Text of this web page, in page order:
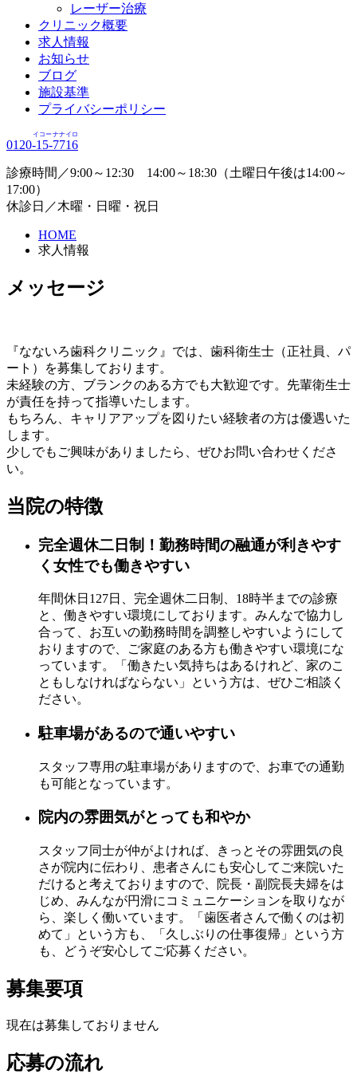
レーザー治療
クリニック概要
求人情報
お知らせ
ブログ
施設基準
プライバシーポリシー
0120-15
イコー
-7716
ナナイロ
診療時間／9:00～12:30 14:00～18:30（土曜日午後は14:00～
17:00）
休診日／木曜・日曜・祝日
HOME
求人情報
メッセージ
『なないろ歯科クリニック』では、歯科衛生士（正社員、パ
ート）を募集しております。
未経験の方、ブランクのある方でも大歓迎です。先輩衛生士
が責任を持って指導いたします。
もちろん、キャリアアップを図りたい経験者の方は優遇いた
します。
少しでもご興味がありましたら、ぜひお問い合わせくださ
い。
当院の特徴
完全週休二日制！勤務時間の融通が利きやす
く女性でも働きやすい
年間休日127日、完全週休二日制、18時半までの診療
と、働きやすい環境にしております。みんなで協力し
合って、お互いの勤務時間を調整しやすいようにして
おりますので、ご家庭のある方も働きやすい環境にな
っています。「働きたい気持ちはあるけれど、家のこ
ともしなければならない」という方は、ぜひご相談く
ださい。
駐車場があるので通いやすい
スタッフ専用の駐車場がありますので、お車での通勤
も可能となっています。
院内の雰囲気がとっても和やか
スタッフ同士が仲がよければ、きっとその雰囲気の良
さが院内に伝わり、患者さんにも安心してご来院いた
だけると考えておりますので、院長・副院長夫婦をは
じめ、みんなが円滑にコミュニケーションを取りなが
ら、楽しく働いています。「歯医者さんで働くのは初
めて」という方も、「久しぶりの仕事復帰」という方
も、どうぞ安心してご応募ください。
募集要項
現在は募集しておりません
応募の流れ